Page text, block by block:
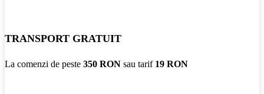
TRANSPORT GRATUIT
La comenzi de peste 350 RON sau tarif 19 RON